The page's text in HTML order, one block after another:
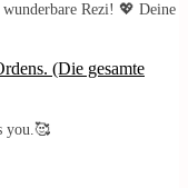
Rezi! 💖 Deine
(Die gesamte
you.🥰